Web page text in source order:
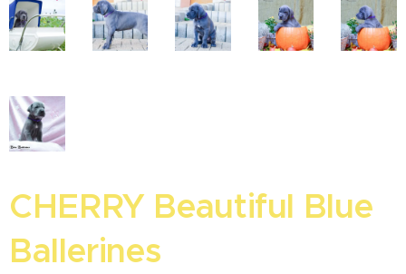
CHERRY Beautiful Blue
Ballerines